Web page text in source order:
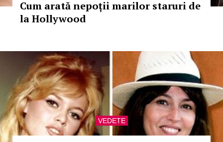
Cum arată nepoții marilor staruri de
la Hollywood
VEDETE